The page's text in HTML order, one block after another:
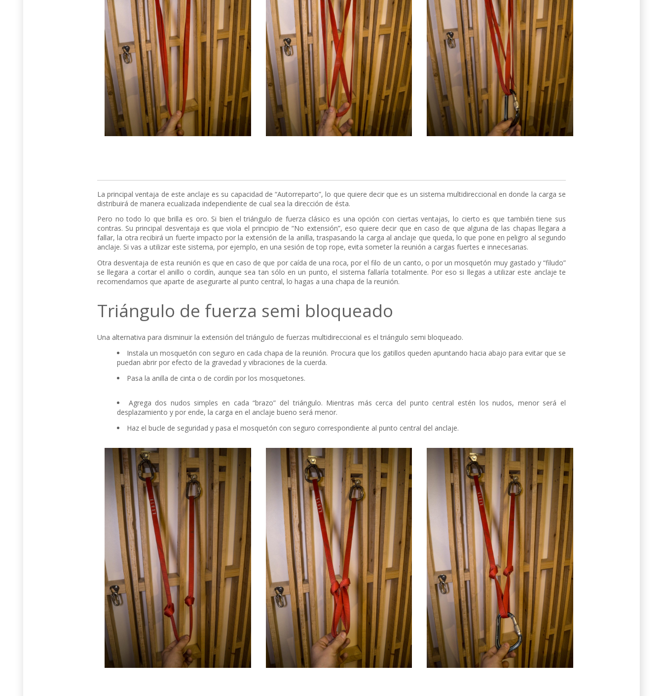
La principal ventaja de este anclaje es su capacidad de “Autorreparto”, lo que quiere decir que es un sistema multidireccional en donde la carga se
distribuirá de manera ecualizada independiente de cual sea la dirección de ésta.
Pero no todo lo que brilla es oro. Si bien el triángulo de fuerza clásico es una opción con ciertas ventajas, lo cierto es que también tiene sus
contras. Su principal desventaja es que viola el principio de “No extensión”, eso quiere decir que en caso de que alguna de las chapas llegara a
fallar, la otra recibirá un fuerte impacto por la extensión de la anilla, traspasando la carga al anclaje que queda, lo que pone en peligro al segundo
anclaje. Si vas a utilizar este sistema, por ejemplo, en una sesión de top rope, evita someter la reunión a cargas fuertes e innecesarias.
Otra desventaja de esta reunión es que en caso de que por caída de una roca, por el filo de un canto, o por un mosquetón muy gastado y “filudo”
se llegara a cortar el anillo o cordín, aunque sea tan sólo en un punto, el sistema fallaría totalmente. Por eso si llegas a utilizar este anclaje te
recomendamos que aparte de asegurarte al punto central, lo hagas a una chapa de la reunión.
Triángulo de fuerza semi bloqueado
Una alternativa para disminuir la extensión del triángulo de fuerzas multidireccional es el triángulo semi bloqueado.
Instala un mosquetón con seguro en cada chapa de la reunión. Procura que los gatillos queden apuntando hacia abajo para evitar que se
puedan abrir por efecto de la gravedad y vibraciones de la cuerda.
Pasa la anilla de cinta o de cordín por los mosquetones.
Agrega dos nudos simples en cada “brazo” del triángulo. Mientras más cerca del punto central estén los nudos, menor será el
desplazamiento y por ende, la carga en el anclaje bueno será menor.
Haz el bucle de seguridad y pasa el mosquetón con seguro correspondiente al punto central del anclaje.